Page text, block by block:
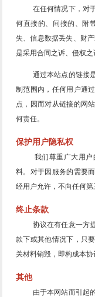
在任何情况下，对于
何直接的、间接的、附
失、信息数据丢失、财
是采用合同之诉、侵权之
通过本站点的链接是
制范围内，任何用户通
点，因而对从链接的网
何责任。
保护用户隐私权
我们尊重广大用户的
料。对于因服务的需要
经用户允许，不向任何第
终止条款
协议在有任意一方提
款下或其他情况下，只
关材料销毁，即构成本协
其他
由于本网站而引起的